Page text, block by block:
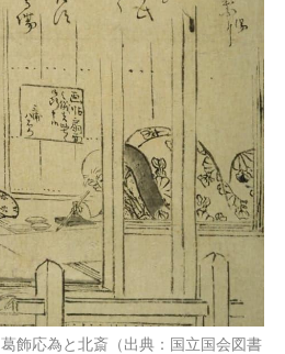
飾応為と北斎（出典：国立国会図書